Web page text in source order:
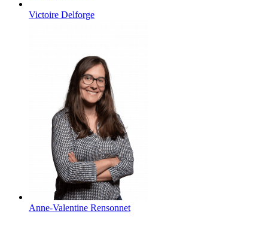
Victoire Delforge
Anne-Valentine Rensonnet